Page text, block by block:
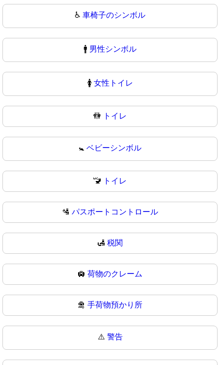
♿ 車椅子のシンボル
🚹 男性シンボル
🚺 女性トイレ
🚻 トイレ
🚼 ベビーシンボル
🚾 トイレ
🛂 パスポートコントロール
🛃 税関
🛄 荷物のクレーム
🛅 手荷物預かり所
⚠️ 警告